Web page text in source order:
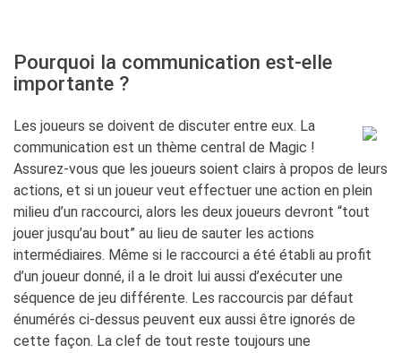
Pourquoi la communication est-elle
importante ?
Les joueurs se doivent de discuter entre eux. La
communication est un thème central de Magic !
Assurez-vous que les joueurs soient clairs à propos de leurs
actions, et si un joueur veut effectuer une action en plein
milieu d’un raccourci, alors les deux joueurs devront “tout
jouer jusqu’au bout” au lieu de sauter les actions
intermédiaires. Même si le raccourci a été établi au profit
d’un joueur donné, il a le droit lui aussi d’exécuter une
séquence de jeu différente. Les raccourcis par défaut
énumérés ci-dessus peuvent eux aussi être ignorés de
cette façon. La clef de tout reste toujours une